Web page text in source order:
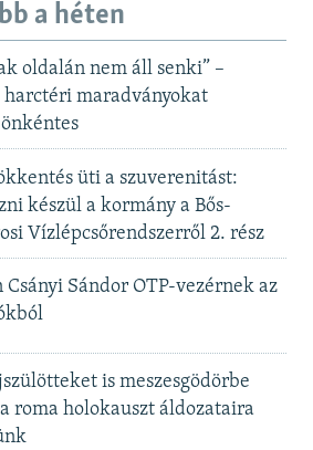
a héten
oldalán nem áll senki” –
harctéri maradványokat
üti a szuverenitást:
készül a kormány a Bős-
Vízlépcsőrendszerről 2. rész
Csányi Sándor OTP-vezérnek az
is meszesgödörbe
roma holokauszt áldozataira